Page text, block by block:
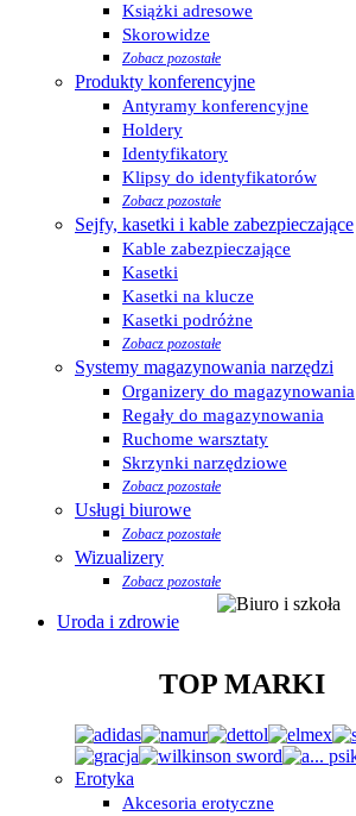
Książki adresowe
Skorowidze
Zobacz pozostałe
Produkty konferencyjne
Antyramy konferencyjne
Holdery
Identyfikatory
Klipsy do identyfikatorów
Zobacz pozostałe
Sejfy, kasetki i kable zabezpieczające
Kable zabezpieczające
Kasetki
Kasetki na klucze
Kasetki podróżne
Zobacz pozostałe
Systemy magazynowania narzędzi
Organizery do magazynowania
Regały do magazynowania
Ruchome warsztaty
Skrzynki narzędziowe
Zobacz pozostałe
Usługi biurowe
Zobacz pozostałe
Wizualizery
Zobacz pozostałe
Uroda i zdrowie
TOP MARKI
Erotyka
Akcesoria erotyczne